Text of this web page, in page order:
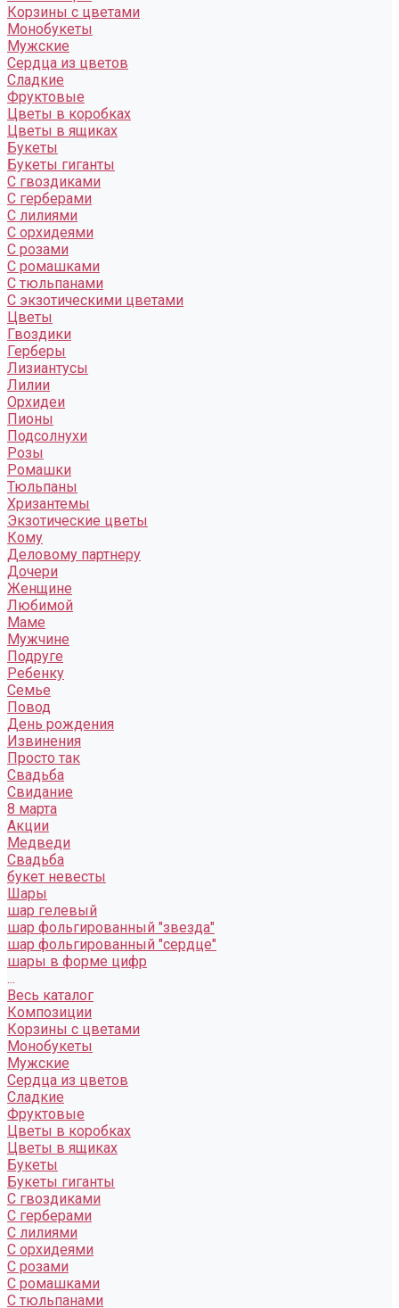
Корзины с цветами
Монобукеты
Мужские
Сердца из цветов
Сладкие
Фруктовые
Цветы в коробках
Цветы в ящиках
Букеты
Букеты гиганты
С гвоздиками
С герберами
С лилиями
С орхидеями
С розами
С ромашками
С тюльпанами
С экзотическими цветами
Цветы
Гвоздики
Герберы
Лизиантусы
Лилии
Орхидеи
Пионы
Подсолнухи
Розы
Ромашки
Тюльпаны
Хризантемы
Экзотические цветы
Кому
Деловому партнеру
Дочери
Женщине
Любимой
Маме
Мужчине
Подруге
Ребенку
Семье
Повод
День рождения
Извинения
Просто так
Свадьба
Свидание
8 марта
Акции
Медведи
Свадьба
букет невесты
Шары
шар гелевый
шар фольгированный "звезда"
шар фольгированный "сердце"
шары в форме цифр
...
Весь каталог
Композиции
Корзины с цветами
Монобукеты
Мужские
Сердца из цветов
Сладкие
Фруктовые
Цветы в коробках
Цветы в ящиках
Букеты
Букеты гиганты
С гвоздиками
С герберами
С лилиями
С орхидеями
С розами
С ромашками
С тюльпанами